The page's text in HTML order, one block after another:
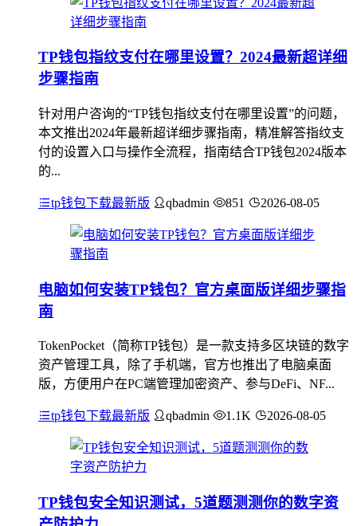
TP钱包指纹支付在哪里设置？2024最新超详细
步骤指南
针对用户咨询的“TP钱包指纹支付在哪里设置”的问题，
本文推出2024年最新超详细步骤指南，精准解答指纹支
付的设置入口与操作全流程，指南结合TP钱包2024版本
的...
tp钱包下载最新版 qbadmin 851 2026-08-05
电脑如何安装TP钱包？官方桌面版详细步骤指
南
TokenPocket（简称TP钱包）是一款支持多区块链的数字
资产管理工具，除了手机端，官方也推出了电脑桌面
版，方便用户在PC端管理加密资产、参与DeFi、NF...
tp钱包下载最新版 qbadmin 1.1K 2026-08-05
TP钱包安全知识测试，5道题测测你的数字资